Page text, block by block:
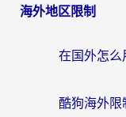
海外地区限制